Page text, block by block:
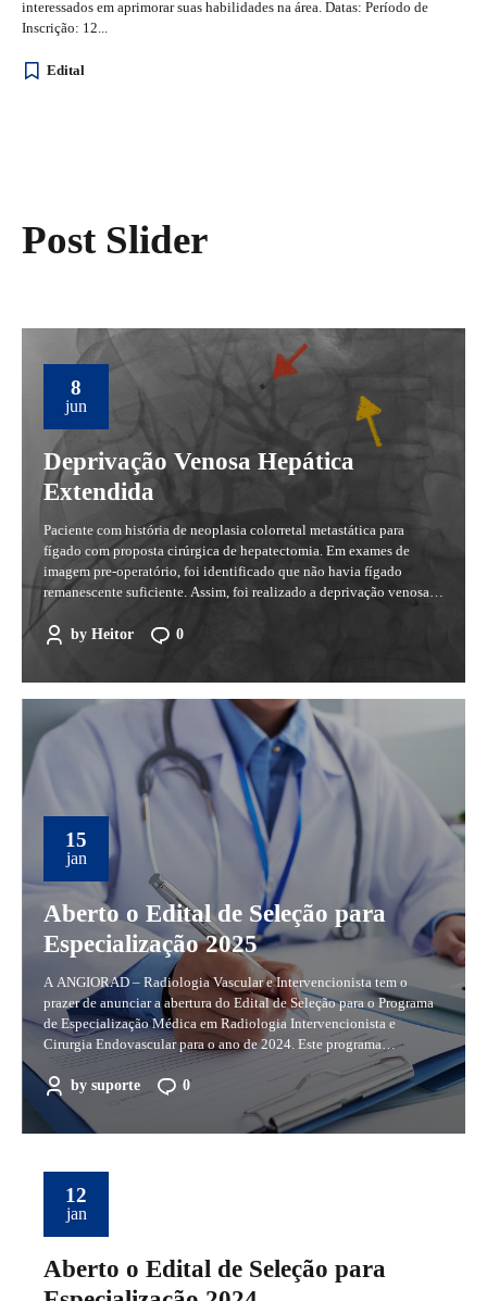
Edital
interessados em aprimorar suas habilidades na área. Datas: Período de
Inscrição: 12...
Post Slider
8
jun
Deprivação Venosa Hepática
Extendida
Paciente com história de neoplasia colorretal metastática para
fígado com proposta cirúrgica de hepatectomia. Em exames de
imagem pre-operatório, foi identificado que não havia fígado
remanescente suficiente. Assim, foi realizado a deprivação venosa
hepática extendida (embolização portal direita + embolização de
veia hepática direita, média e acessória). Clique aqui para baixar o
by Heitor 0
15
jan
Aberto o Edital de Seleção para
Especialização 2025
A ANGIORAD – Radiologia Vascular e Intervencionista tem o
prazer de anunciar a abertura do Edital de Seleção para o Programa
de Especialização Médica em Radiologia Intervencionista e
Cirurgia Endovascular para o ano de 2024. Este programa
representa uma oportunidade única para médicos interessados em
aprimorar suas habilidades na área. Datas: Período de Inscrição: 15...
by suporte 0
12
jan
Aberto o Edital de Seleção para